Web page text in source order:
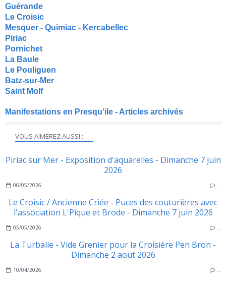
VOUS AIMEREZ AUSSI :
Piriac sur Mer - Exposition d'aquarelles - Dimanche 7 juin
2026
06/05/2026 …
Le Croisic / Ancienne Criée - Puces des couturières avec
l'association L'Pique et Brode - Dimanche 7 juin 2026
05/05/2026 …
La Turballe - Vide Grenier pour la Croisière Pen Bron -
Dimanche 2 aout 2026
10/04/2026 …
Guérande
Le Croisic
Mesquer - Quimiac - Kercabellec
Piriac
Pornichet
La Baule
Le Pouliguen
Batz-sur-Mer
Saint Molf
Manifestations en Presqu'ile - Articles archivés